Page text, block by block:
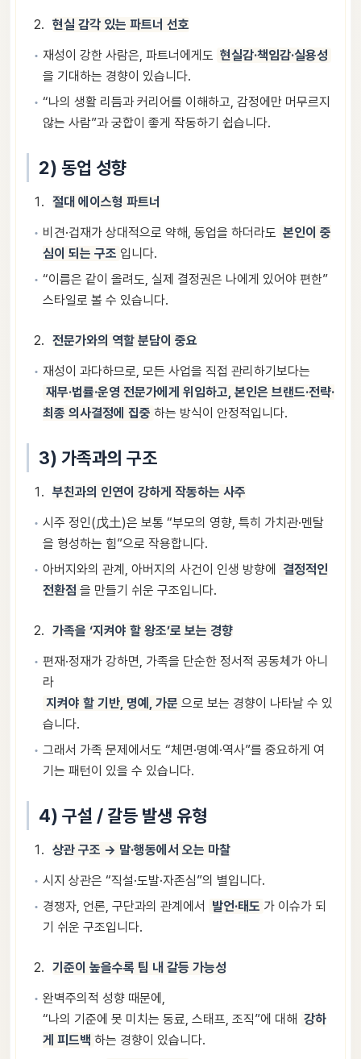
현실 감각 있는 파트너 선호
재성이 강한 사람은, 파트너에게도 현실감·책임감·실용성
을 기대하는 경향이 있습니다.
“나의 생활 리듬과 커리어를 이해하고, 감정에만 머무르지
않는 사람”과 궁합이 좋게 작동하기 쉽습니다.
2) 동업 성향
절대 에이스형 파트너
비견·겁재가 상대적으로 약해, 동업을 하더라도 본인이 중
심이 되는 구조 입니다.
“이름은 같이 올려도, 실제 결정권은 나에게 있어야 편한”
스타일로 볼 수 있습니다.
전문가와의 역할 분담이 중요
재성이 과다하므로, 모든 사업을 직접 관리하기보다는
재무·법률·운영 전문가에게 위임하고, 본인은 브랜드·전략·
최종 의사결정에 집중 하는 방식이 안정적입니다.
3) 가족과의 구조
부친과의 인연이 강하게 작동하는 사주
시주 정인(戊土)은 보통 “부모의 영향, 특히 가치관·멘탈
을 형성하는 힘”으로 작용합니다.
아버지와의 관계, 아버지의 사건이 인생 방향에
결정적인
전환점 을 만들기 쉬운 구조입니다.
가족을 ‘지켜야 할 왕조’로 보는 경향
편재·정재가 강하면, 가족을 단순한 정서적 공동체가 아니
라
지켜야 할 기반, 명예, 가문 으로 보는 경향이 나타날 수 있
습니다.
그래서 가족 문제에서도 “체면·명예·역사”를 중요하게 여
기는 패턴이 있을 수 있습니다.
4) 구설 / 갈등 발생 유형
상관 구조 → 말·행동에서 오는 마찰
시지 상관은 “직설·도발·자존심”의 별입니다.
경쟁자, 언론, 구단과의 관계에서
발언·태도 가 이슈가 되
기 쉬운 구조입니다.
기준이 높을수록 팀 내 갈등 가능성
완벽주의적 성향 때문에,
“나의 기준에 못 미치는 동료, 스태프, 조직”에 대해 강하
게 피드백 하는 경향이 있습니다.